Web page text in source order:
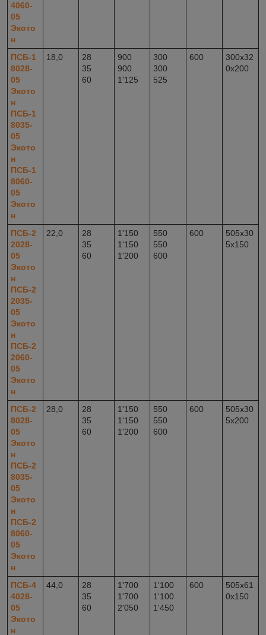
4060-
05
Экото
н
ПСБ-1
8028-
05
Экото
н
ПСБ-1
8035-
05
Экото
н
ПСБ-1
8060-
05
Экото
н
18,0
28
35
60
900
900
1'125
300
300
525
600
300x32
0x200
ПСБ-2
2028-
05
Экото
н
ПСБ-2
2035-
05
Экото
н
ПСБ-2
2060-
05
Экото
н
22,0
28
35
60
1'150
1'150
1'200
550
550
600
600
505x30
5x150
ПСБ-2
8028-
05
Экото
н
ПСБ-2
8035-
05
Экото
н
ПСБ-2
8060-
05
Экото
н
28,0
28
35
60
1'150
1'150
1'200
550
550
600
600
505x30
5x200
ПСБ-4
4028-
05
Экото
н
44,0
28
35
60
1'700
1'700
2'050
1'100
1'100
1'450
600
505x61
0x150